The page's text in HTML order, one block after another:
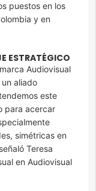
puestos en los
y en
ESTRATÉGICO
Audiovisual
aliado
este
para acercar
simétricas en
Teresa
en Audiovisual